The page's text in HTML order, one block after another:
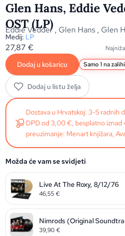
Glen Hans, Eddie
OST (LP)
Eddie Vedder, Glen Hans , Glen
Medij: LP
27,87€
Dodaj u košaricu Samo 1 na zalihi
Dodaj u listu želja
Dostava u Hrvatskoj: 3-5 radnih
DPD od 3,00 €, besplatno
preuzimanje: Menart knjižara,
Možda će vam se svidjeti
Live At The Roxy, 8/12/76
46,55€
Nimrods (Original
39,90€